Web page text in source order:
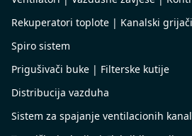
Rekuperatori toplote | Kanalski grijači
Spiro sistem
Prigušivači buke | Filterske kutije
Distribucija vazduha
Sistem za spajanje ventilacionih